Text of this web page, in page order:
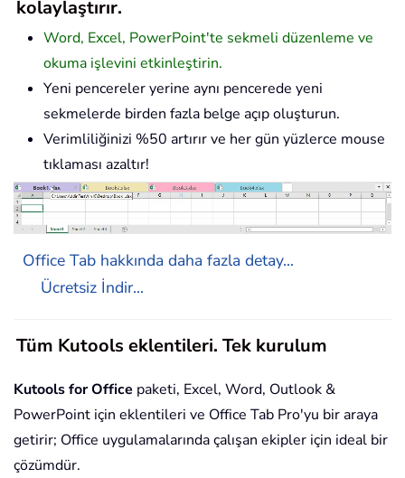
kolaylaştırır.
Word, Excel, PowerPoint'te sekmeli düzenleme ve
okuma işlevini etkinleştirin.
Yeni pencereler yerine aynı pencerede yeni
sekmelerde birden fazla belge açıp oluşturun.
Verimliliğinizi %50 artırır ve her gün yüzlerce mouse
tıklaması azaltır!
Office Tab hakkında daha fazla detay...
Ücretsiz İndir...
Tüm Kutools eklentileri. Tek kurulum
Kutools for Office paketi, Excel, Word, Outlook &
PowerPoint için eklentileri ve Office Tab Pro'yu bir araya
getirir; Office uygulamalarında çalışan ekipler için ideal bir
çözümdür.